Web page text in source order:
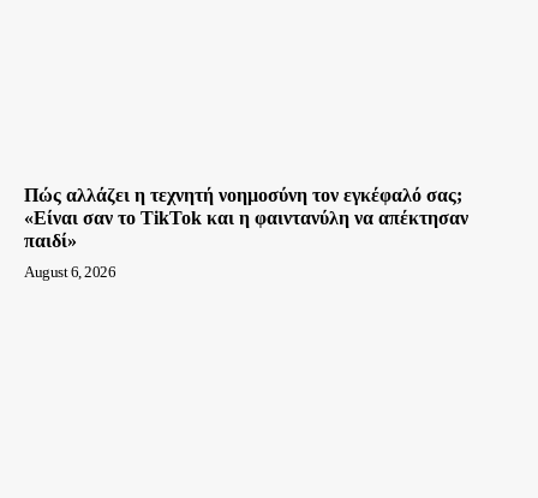
Πώς αλλάζει η τεχνητή νοημοσύνη τον εγκέφαλό σας;
«Είναι σαν το TikTok και η φαιντανύλη να απέκτησαν
παιδί»
August 6, 2026